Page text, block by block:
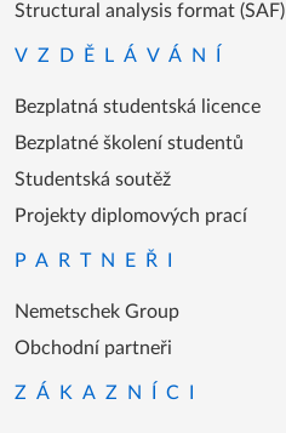
Structural analysis format (SAF)
VZDĚLÁVÁNÍ
Bezplatná studentská licence
Bezplatné školení studentů
Studentská soutěž
Projekty diplomových prací
PARTNEŘI
Nemetschek Group
Obchodní partneři
ZÁKAZNÍCI